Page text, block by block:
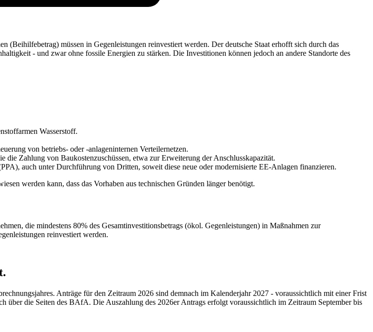
(Beihilfebetrag) müssen in Gegenleistungen reinvestiert werden. Der deutsche Staat erhofft sich durch das
- und zwar ohne fossile Energien zu stärken. Die Investitionen können jedoch an andere Standorte des
Wasserstoff.
von betriebs- oder -anlageninternen Verteilernetzen.
Zahlung von Baukostenzuschüssen, etwa zur Erweiterung der Anschlusskapazität.
auch unter Durchführung von Dritten, soweit diese neue oder modernisierte EE-Anlagen finanzieren.
werden kann, dass das Vorhaben aus technischen Gründen länger benötigt.
die mindestens 80% des Gesamtinvestitionsbetrags (ökol. Gegenleistungen) in Maßnahmen zur
reinvestiert werden.
Anträge für den Zeitraum 2026 sind demnach im Kalenderjahr 2027 - voraussichtlich mit einer Frist
über die Seiten des BAfA. Die Auszahlung des 2026er Antrags erfolgt voraussichtlich im Zeitraum September bis